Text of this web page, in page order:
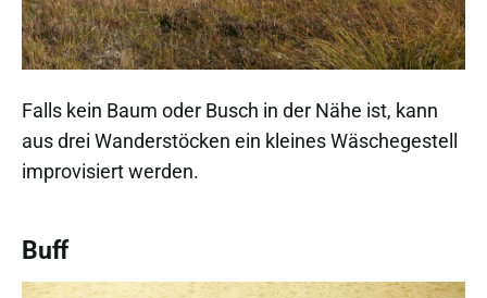
Falls kein Baum oder Busch in der Nähe ist, kann
aus drei Wanderstöcken ein kleines Wäschegestell
improvisiert werden.
Buff